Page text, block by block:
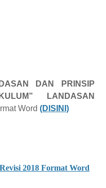
DAN PRINSIP
LANDASAN
Word (DISINI)
2018 Format Word